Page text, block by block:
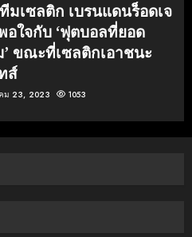
มเซลติก เบรนแดนร็อดเจ
อใจกับ ‘ฟุตบอลที่ยอด
’ ขณะที่เซลติกเอาชนะ
ส์
ม 23, 2023 1053